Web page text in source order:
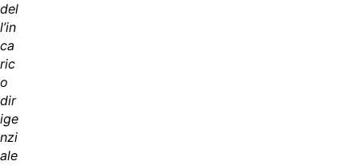
del
l’in
ca
ric
o
dir
ige
nzi
ale